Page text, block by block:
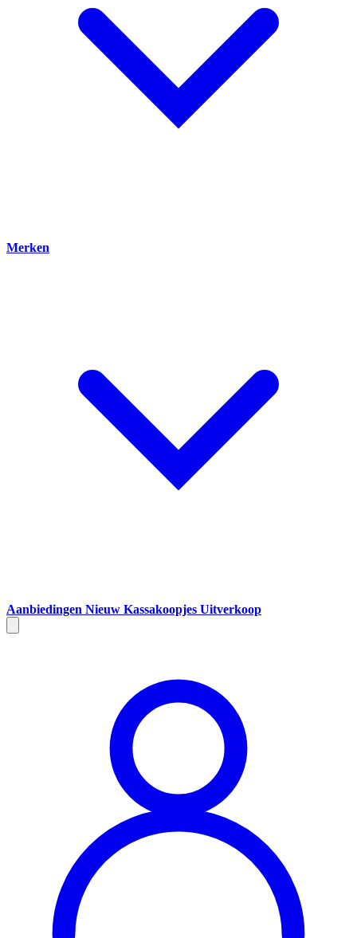
Merken
Aanbiedingen Nieuw Kassakoopjes Uitverkoop